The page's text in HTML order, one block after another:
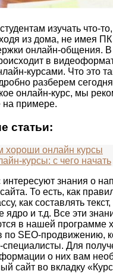
изучать что-
из дома, не имея ПК
онлайн-общения.
в
курсами. Что это
разберем
онлайн-курс, мы
на примере.
статьи:
хороши онлайн курсы
курсы: с чего начать
знания о
То есть, как
как составлять
ядро и т.д. Все эти
в нашей программе
по SEO-продвижению,
Для
о них вам
сайт во вкладку